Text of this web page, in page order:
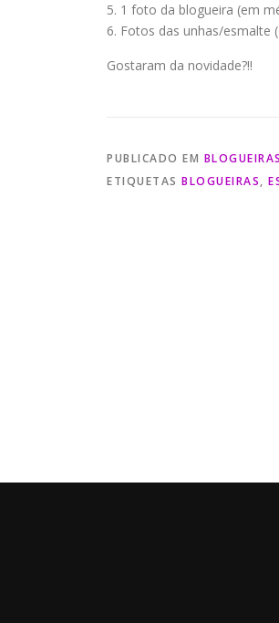
5. 1 foto da blogueira (em
6. Fotos das unhas/esmalte
Gostaram da novidade?!!
PUBLICADO EM BLOGUEIRAS
ETIQUETAS BLOGUEIRAS,